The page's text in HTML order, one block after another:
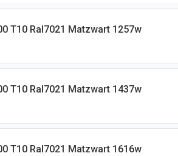
T10 Ral7021 Matzwart 1257w
T10 Ral7021 Matzwart 1437w
T10 Ral7021 Matzwart 1616w